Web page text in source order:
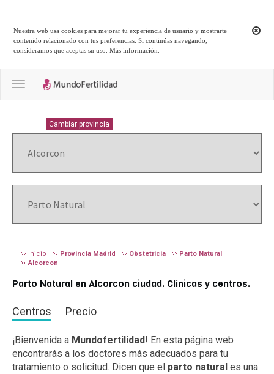
Nuestra web usa cookies para mejorar tu experiencia de usuario y mostrarte
contenido relacionado con tus preferencias. Si continúas navegando,
consideramos que aceptas su uso.Más información
Toggle navigation
Cambiar provincia
Inicio Provincia Madrid Obstetricia
Parto Natural
Alcorcon
Parto Natural en Alcorcon ciudad. Clínicas y centros.
Centros Precio
¡Bienvenida a Mundofertilidad! En esta página web
encontrarás a los doctores más adecuados para tu
tratamiento o solicitud. Dicen que el parto natural es una